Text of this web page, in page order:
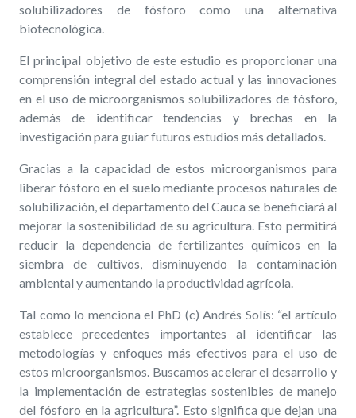
solubilizadores de fósforo como una alternativa
biotecnológica.
El principal objetivo de este estudio es proporcionar una
comprensión integral del estado actual y las innovaciones
en el uso de microorganismos solubilizadores de fósforo,
además de identificar tendencias y brechas en la
investigación para guiar futuros estudios más detallados.
Gracias a la capacidad de estos microorganismos para
liberar fósforo en el suelo mediante procesos naturales de
solubilización, el departamento del Cauca se beneficiará al
mejorar la sostenibilidad de su agricultura. Esto permitirá
reducir la dependencia de fertilizantes químicos en la
siembra de cultivos, disminuyendo la contaminación
ambiental y aumentando la productividad agrícola.
Tal como lo menciona el PhD (c) Andrés Solís: “el artículo
establece precedentes importantes al identificar las
metodologías y enfoques más efectivos para el uso de
estos microorganismos. Buscamos acelerar el desarrollo y
la implementación de estrategias sostenibles de manejo
del fósforo en la agricultura”. Esto significa que dejan una